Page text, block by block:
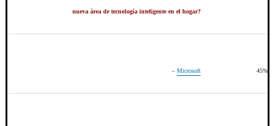
nueva área de tecnología inteligente en el hogar?
– Microsoft 45%